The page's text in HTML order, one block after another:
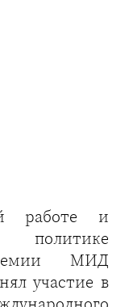
работе и
МИД
участие в